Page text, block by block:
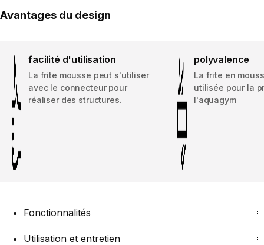
Avantages du design
facilité d'utilisation
La frite mousse peut s'utiliser
avec le connecteur pour
réaliser des structures.
polyvalence
La frite en
utilisée pour la
l'aquagym
Fonctionnalités
Utilisation et entretien